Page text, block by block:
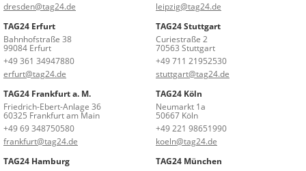
dresden@tag24.de
leipzig@tag24.de
TAG24 Erfurt
Bahnhofstraße 38
99084 Erfurt
+49 361 34947880
erfurt@tag24.de
TAG24 Stuttgart
Curiestraße 2
70563 Stuttgart
+49 711 21952530
stuttgart@tag24.de
TAG24 Frankfurt a. M.
Friedrich-Ebert-Anlage 36
60325 Frankfurt am Main
+49 69 348750580
frankfurt@tag24.de
TAG24 Köln
Neumarkt 1a
50667 Köln
+49 221 98651990
koeln@tag24.de
TAG24 Hamburg
TAG24 München